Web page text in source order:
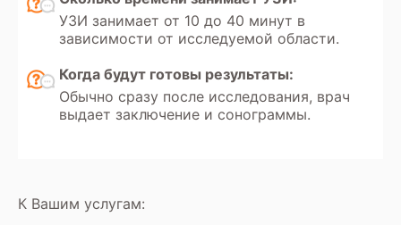
УЗИ занимает от 10 до 40 минут в
зависимости от исследуемой области.
Когда будут готовы результаты:
Обычно сразу после исследования, врач
выдает заключение и сонограммы.
К Вашим услугам: